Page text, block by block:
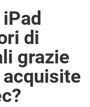
di
grazie